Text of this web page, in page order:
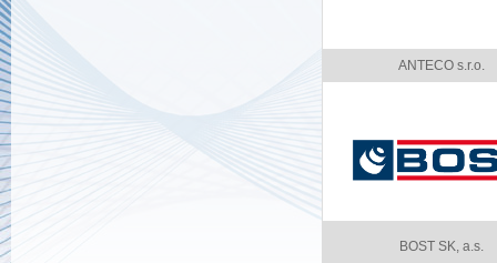
ANTECO s.r.o.
BOST SK, a.s.